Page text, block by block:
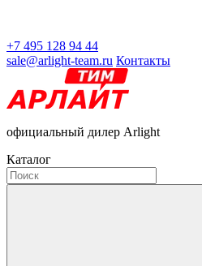
+7 495 128 94 44
sale@arlight-team.ru Контакты
официальный дилер Arlight
Каталог